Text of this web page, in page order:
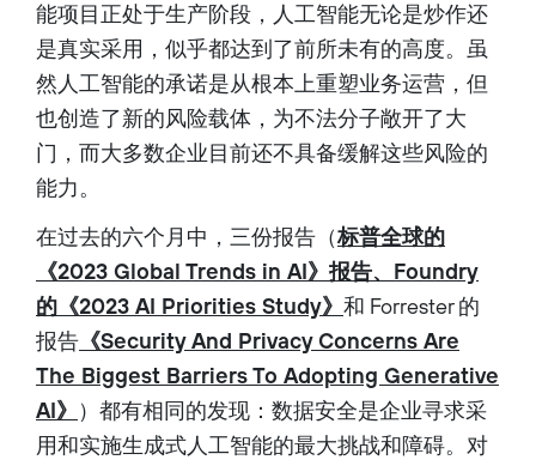
能项目正处于生产阶段，人工智能无论是炒作还
是真实采用，似乎都达到了前所未有的高度。虽
然人工智能的承诺是从根本上重塑业务运营，但
也创造了新的风险载体，为不法分子敞开了大
门，而大多数企业目前还不具备缓解这些风险的
能力。
在过去的六个月中，三份报告（标普全球的
《2023 Global Trends in AI》报告、Foundry
的《2023 AI Priorities Study》 和 Forrester 的
报告 《Security And Privacy Concerns Are
The Biggest Barriers To Adopting Generative
AI》 ）都有相同的发现：数据安全是企业寻求采
用和实施生成式人工智能的最大挑战和障碍。对